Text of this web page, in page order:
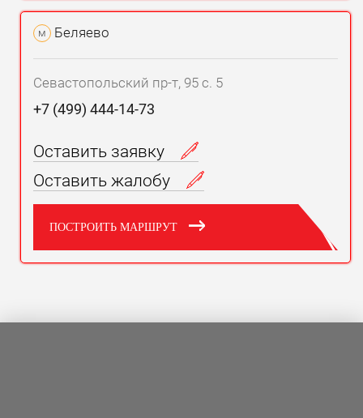
м Беляево
Севастопольский пр-т, 95 с. 5
+7 (499) 444-14-73
Оставить заявку
Оставить жалобу
ПОСТРОИТЬ МАРШРУТ